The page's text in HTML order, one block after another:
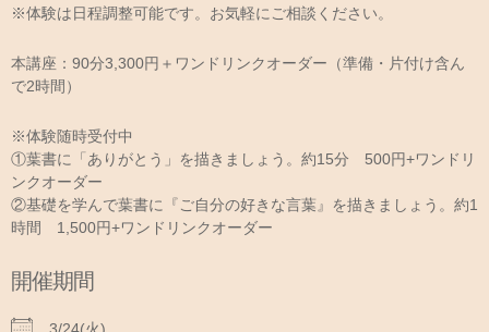
※体験は日程調整可能です。お気軽にご相談ください。
本講座：90分3,300円＋ワンドリンクオーダー（準備・片付け含ん
で2時間）
※体験随時受付中
①葉書に「ありがとう」を描きましょう。約15分 500円+ワンドリ
ンクオーダー
②基礎を学んで葉書に『ご自分の好きな言葉』を描きましょう。約1
時間 1,500円+ワンドリンクオーダー
開催期間